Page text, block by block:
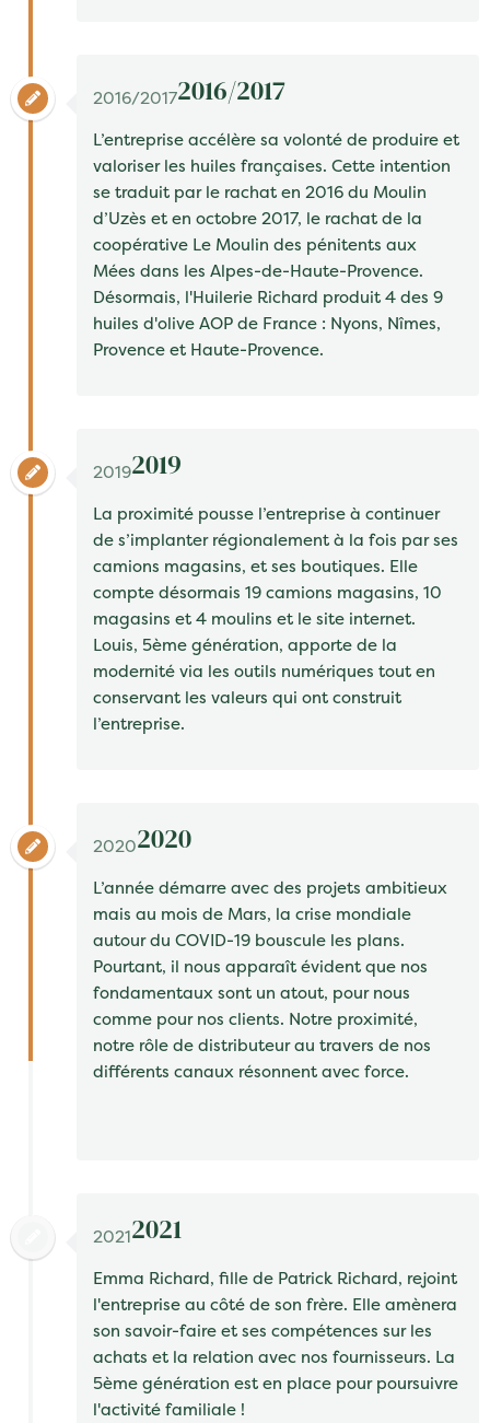
2016/20172016/2017
L’entreprise accélère sa volonté de produire et
valoriser les huiles françaises. Cette intention
se traduit par le rachat en 2016 du Moulin
d’Uzès et en octobre 2017, le rachat de la
coopérative Le Moulin des pénitents aux
Mées dans les Alpes-de-Haute-Provence.
Désormais, l'Huilerie Richard produit 4 des 9
huiles d'olive AOP de France : Nyons, Nîmes,
Provence et Haute-Provence.
20192019
La proximité pousse l’entreprise à continuer
de s’implanter régionalement à la fois par ses
camions magasins, et ses boutiques. Elle
compte désormais 19 camions magasins, 10
magasins et4 moulins et le site internet.
Louis, 5ème génération, apporte de la
modernité via les outils numériques tout en
conservant les valeurs qui ont construit
l’entreprise.
20202020
L’année démarre avec des projets ambitieux
mais au mois de Mars, la crise mondiale
autour du COVID-19 bouscule les plans.
Pourtant, il nous apparaît évident que nos
fondamentaux sont un atout, pour nous
comme pour nos clients. Notre proximité,
notre rôle de distributeur au travers de nos
différents canaux résonnent avec force.
20212021
Emma Richard, fille de Patrick Richard, rejoint
l'entreprise au côté de son frère. Elle amènera
son savoir-faire et ses compétences surles
achats et la relation avec nos fournisseurs. La
5ème génération est en place pour poursuivre
l'activité familiale !